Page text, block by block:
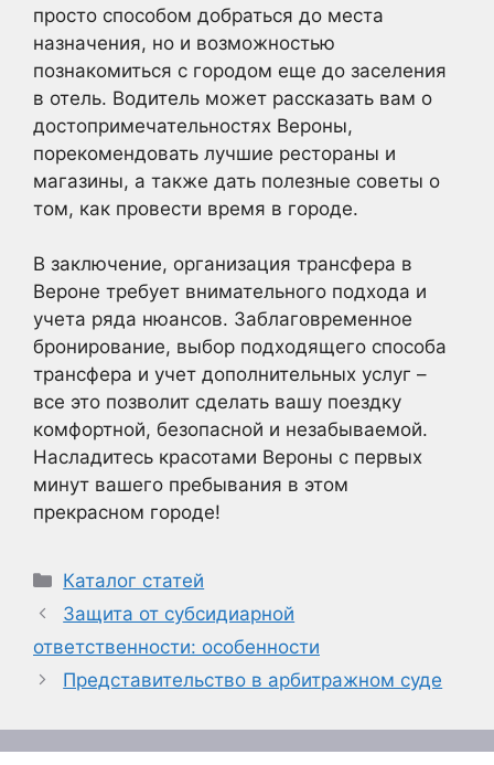
просто способом добраться до места
назначения, но и возможностью
познакомиться с городом еще до заселения
в отель. Водитель может рассказать вам о
достопримечательностях Вероны,
порекомендовать лучшие рестораны и
магазины, а также дать полезные советы о
том, как провести время в городе.
В заключение, организация трансфера в
Вероне требует внимательного подхода и
учета ряда нюансов. Заблаговременное
бронирование, выбор подходящего способа
трансфера и учет дополнительных услуг –
все это позволит сделать вашу поездку
комфортной, безопасной и незабываемой.
Насладитесь красотами Вероны с первых
минут вашего пребывания в этом
прекрасном городе!
Рубрики
Каталог статей
Защита от субсидиарной
ответственности: особенности
Представительство в арбитражном суде